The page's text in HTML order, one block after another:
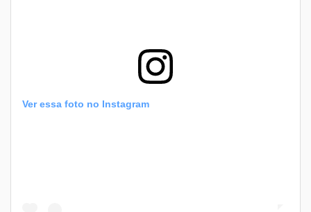
Ver essa foto no Instagram